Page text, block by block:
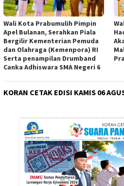
Wali Kota Prabumulih Pimpin
Apel Bulanan, Serahkan Piala
Bergilir Kementerian Pemuda
dan Olahraga (Kemenpora) RI
Serta penampilan Drumband
Canka Adhiswara SMA Negeri 6
KORAN CETAK EDISI KAMIS 06